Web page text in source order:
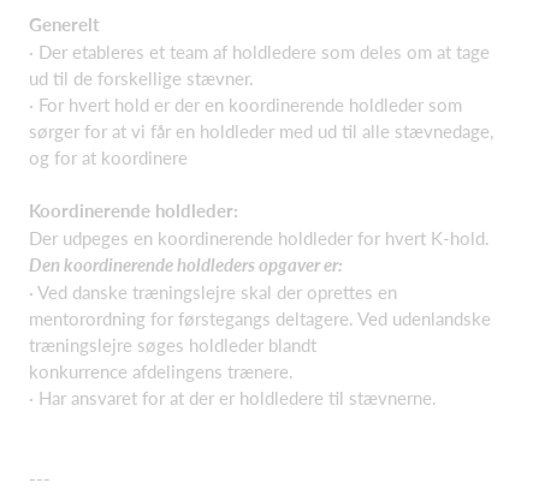
Generelt
· Der etableres et team af holdledere som deles om at tage
ud til de forskellige stævner.
· For hvert hold er der en koordinerende holdleder som
sørger for at vi får en holdleder med ud til alle stævnedage,
og for at koordinere
Koordinerende holdleder:
Der udpeges en koordinerende holdleder for hvert K-hold.
Den koordinerende holdleders opgaver er:
· Ved danske træningslejre skal der oprettes en
mentorordning for førstegangs deltagere. Ved udenlandske
træningslejre søges holdleder blandt
konkurrence afdelingens trænere.
· Har ansvaret for at der er holdledere til stævnerne.
---